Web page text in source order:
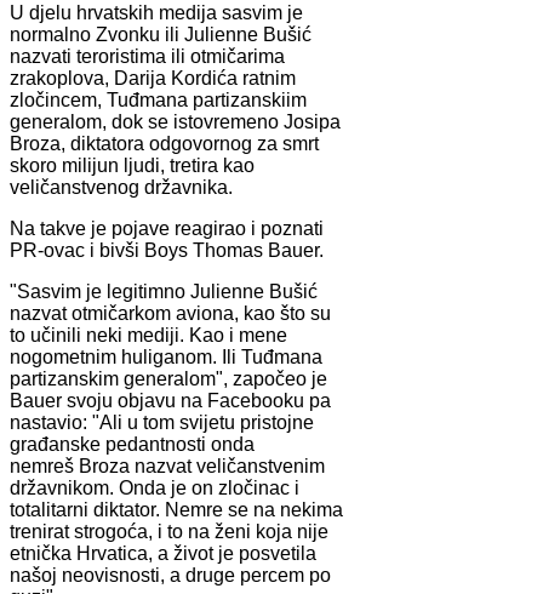
U djelu hrvatskih medija sasvim je
normalno Zvonku ili Julienne Bušić
nazvati teroristima ili otmičarima
zrakoplova, Darija Kordića ratnim
zločincem, Tuđmana partizanskiim
generalom, dok se istovremeno Josipa
Broza, diktatora odgovornog za smrt
skoro milijun ljudi, tretira kao
veličanstvenog državnika.
Na takve je pojave reagirao i poznati
PR-ovac i bivši Boys Thomas Bauer.
"Sasvim je legitimno Julienne Bušić
nazvat otmičarkom aviona, kao što su
to učinili neki mediji. Kao i mene
nogometnim huliganom. Ili Tuđmana
partizanskim generalom", započeo je
Bauer svoju objavu na Facebooku pa
nastavio: "Ali u tom svijetu pristojne
građanske pedantnosti onda
nemreš Broza nazvat veličanstvenim
državnikom. Onda je on zločinac i
totalitarni diktator. Nemre se na nekima
trenirat strogoća, i to na ženi koja nije
etnička Hrvatica, a život je posvetila
našoj neovisnosti, a druge percem po